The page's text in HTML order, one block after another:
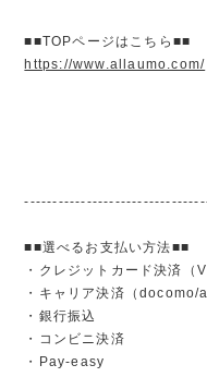
■■TOPページはこちら■■
https://www.allaumo.com/
■■選べるお支払い方法■■
・クレジットカード決済
・キャリア決済（
・銀行振込
・コンビニ決済
・Pay-easy